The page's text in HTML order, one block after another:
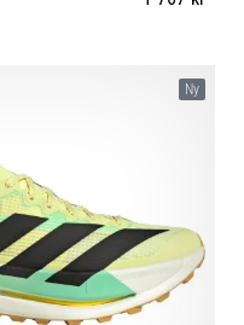
44 44⅔ 45⅓ 46 46⅔ 47⅓
Ny